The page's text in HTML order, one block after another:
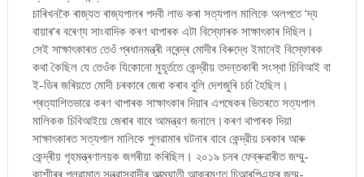
চাৰিখনকৈ ৰাজ্যত ৰাজ্যপালৰ পদবী লাভ কৰা সত্যপাল মালিকে অলপতে ‘দ্য
বায়াৰ’ৰ বৰেণ্য সাংবাদিক কৰণ থাপাৰক এটা বিস্ফোৰক সাক্ষাৎকাৰ দিছিল।
সেই সাক্ষাৎকাৰত তেওঁ প্ৰধানমন্ত্ৰী নৰেন্দ্ৰ মোদীৰ বিৰুদ্ধে ইমানেই বিস্ফোৰক
কথা কৈছিল যে তেওঁক যিকোনো মুহূর্ততে কেন্দ্রীয় তদন্তকাৰী সংস্থা চিবিআই বা
ই-ডিৰ জৰিয়তে মোদী চৰকাৰে জেৰা কৰাব বুলি দেশজুৰি চৰ্চা হৈছিল।
প্ৰত্যাশিতভাৱে কৰণ থাপাৰক সাক্ষাৎকাৰ দিয়াৰ এপষেকৰ ভিতৰতে সত্যপাল
মালিকক চিবিআইয়ে জেৰাৰ বাবে আমন্ত্রণ জনালে।কৰণ থাপাৰক দিয়া
সাক্ষাৎকাৰত সত্যপাল মালিকে পুলৱামাৰ ঘটনাৰ বাবে কেন্দ্রীয় চৰকাৰ আৰু
কেন্দ্ৰীয় গৃহমন্ত্ৰণালয়ক জগৰীয়া কৰিছিল। ২০১৯ চনৰ ফেব্ৰুৱাৰীত জম্মু-
কাশ্মীৰৰ পুলৱামাত সন্ত্রাসবাদীৰ আত্মঘাতী আক্ৰমণত চিআৰপিএফৰ জম্মু-